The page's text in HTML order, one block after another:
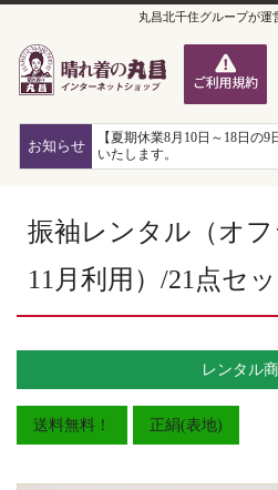
丸昌北千住グループが運
お知らせ
【夏期休業8月10日～18日の
いたします。
振袖レンタル（オフ
11月利用）/21点セ
レンタル
送料無料！ 正絹(表地)